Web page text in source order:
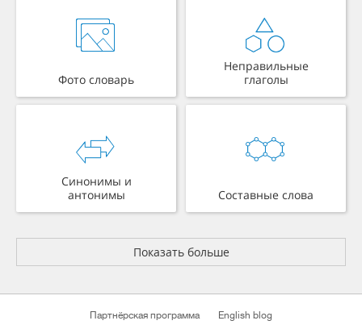
Фото словарь
Неправильные
глаголы
Синонимы и
антонимы
Составные слова
Показать больше
Партнёрская программа
English blog